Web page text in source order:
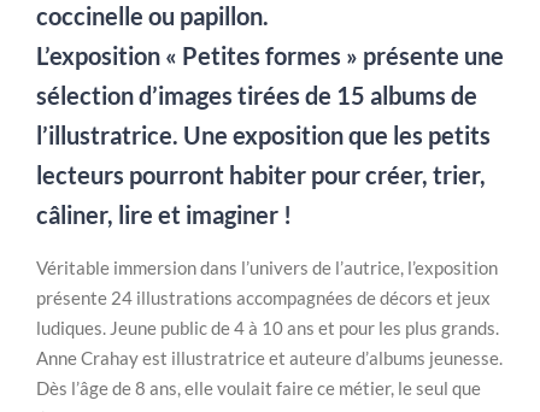
coccinelle ou papillon.
L’exposition « Petites formes » présente une
sélection d’images tirées de 15 albums de
l’illustratrice. Une exposition que les petits
lecteurs pourront habiter pour créer, trier,
câliner, lire et imaginer !
Véritable immersion dans l’univers de l’autrice, l’exposition
présente 24 illustrations accompagnées de décors et jeux
ludiques. Jeune public de 4 à 10 ans et pour les plus grands.
Anne Crahay est illustratrice et auteure d’albums jeunesse.
Dès l’âge de 8 ans, elle voulait faire ce métier, le seul que